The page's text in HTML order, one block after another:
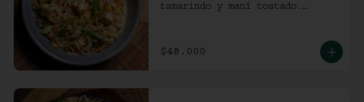
tamarindo y maní tostado.
$48.000